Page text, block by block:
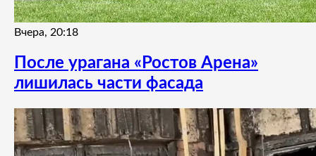
Вчера, 20:18
После урагана «Ростов Арена»
лишилась части фасада